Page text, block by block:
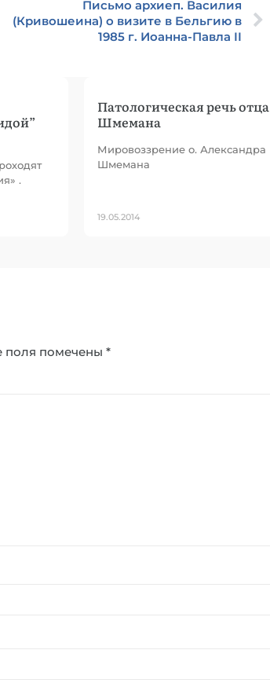
Письмо архиеп. Василия
(Кривошеина) о визите в Бельгию в
1985 г. Иоанна-Павла II
.
Патологическая речь отца
Шмемана
Мировоззрение о. Александра
Шмемана
19.05.2014
поля помечены *